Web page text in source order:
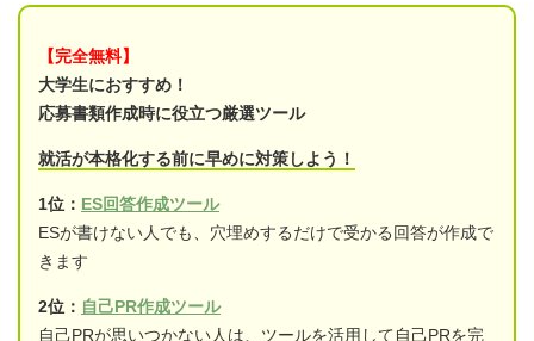
【完全無料】
大学生におすすめ！
応募書類作成時に役立つ厳選ツール
就活が本格化する前に早めに対策しよう！
1位： ES回答作成ツール
ESが書けない人でも、穴埋めするだけで受かる回答が作成で
きます
2位： 自己PR作成ツール
自己PRが思いつかない人は、ツールを活用して自己PRを完